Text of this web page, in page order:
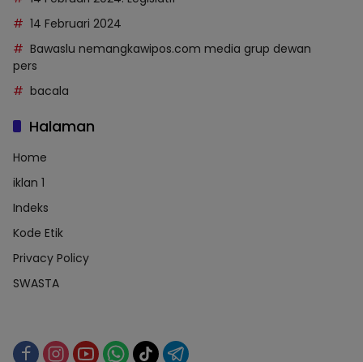
14 Februari 2024
Bawaslu nemangkawipos.com media grup dewan
pers
bacala
Halaman
Home
iklan 1
Indeks
Kode Etik
Privacy Policy
SWASTA